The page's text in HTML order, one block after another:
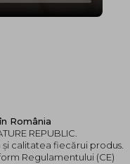
România
REPUBLIC.
calitatea fiecărui produs.
Regulamentului (CE)